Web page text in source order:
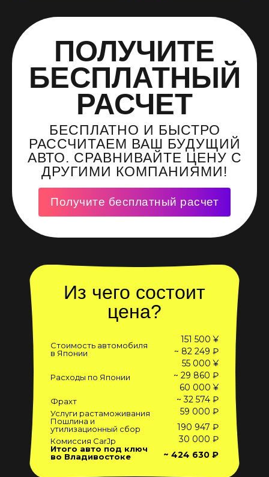
ПОЛУЧИТЕ
БЕСПЛАТНЫЙ
РАСЧЕТ
БЕСПЛАТНО И БЫСТРО
РАССЧИТАЕМ ВАШ БУДУЩИЙ
АВТО. СРАВНИВАЙТЕ ЦЕНУ С
ДРУГИМИ КОМПАНИЯМИ!
Получите бесплатный расчет
Из чего состоит
цена?
Стоимость автомобиля
в Японии
151 500 ¥
~ 82 249 ₽
Расходы по Японии
55 000 ¥
~ 29 860 ₽
Фрахт
60 000 ¥
~ 32 574 ₽
Услуги растаможивания 59 000 ₽
Пошлина и
утилизационный сбор
190 947 ₽
Комиссия CarJp 30 000 ₽
Итого авто под ключ
во Владивостоке
~ 424 630 ₽